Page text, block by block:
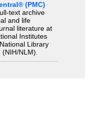
(PMC)
text archive
and life
literature at
Institutes
Library
(NIH/NLM).